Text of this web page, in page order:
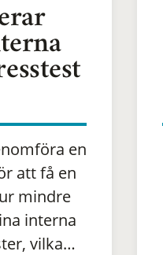
en
att få en
mindre
interna
vilka…